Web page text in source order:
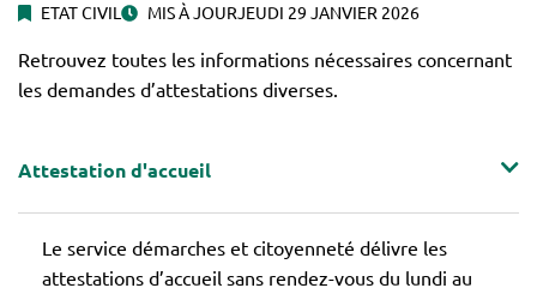
ETAT CIVIL MIS À JOURJEUDI 29 JANVIER 2026
Retrouvez toutes les informations nécessaires concernant
les demandes d’attestations diverses.
Attestation d'accueil
Le service démarches et citoyenneté délivre les
attestations d’accueil sans rendez-vous du lundi au